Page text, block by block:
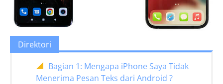
Direktori
Bagian 1: Mengapa iPhone Saya Tidak
Menerima Pesan Teks dari Android ?